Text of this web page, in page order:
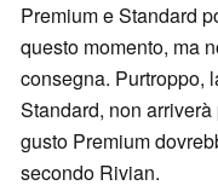
Premium e Standard
questo momento, ma
consegna. Purtroppo,
Standard, non
gusto Premium
secondo Rivian.